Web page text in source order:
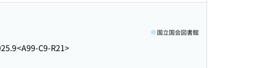
<A99-C9-R21>
国立国会図書館